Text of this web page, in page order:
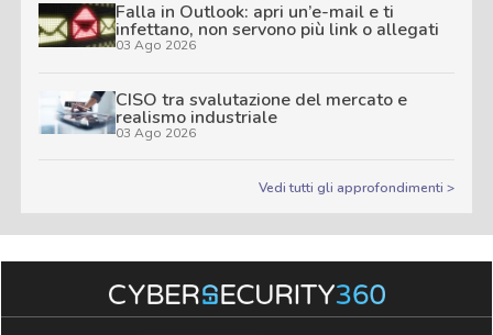
Falla in Outlook: apri un’e-mail e ti
infettano, non servono più link o allegati
03 Ago 2026
CISO tra svalutazione del mercato e
realismo industriale
03 Ago 2026
Vedi tutti gli approfondimenti >